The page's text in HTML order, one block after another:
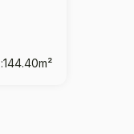
144.40m²